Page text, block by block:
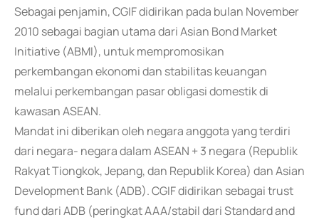
Sebagai penjamin, CGIF didirikan pada bulan November
2010 sebagai bagian utama dari Asian Bond Market
Initiative (ABMI), untuk mempromosikan
perkembangan ekonomi dan stabilitas keuangan
melalui perkembangan pasar obligasi domestik di
kawasan ASEAN.
Mandat ini diberikan oleh negara anggota yang terdiri
dari negara- negara dalam ASEAN + 3 negara (Republik
Rakyat Tiongkok, Jepang, dan Republik Korea) dan Asian
Development Bank (ADB). CGIF didirikan sebagai trust
fund dari ADB (peringkat AAA/stabil dari Standard and